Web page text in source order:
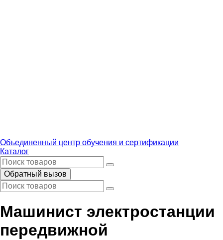
Объединенный центр обучения и сертификации
Каталог
Обратный вызов
Машинист электростанции
передвижной